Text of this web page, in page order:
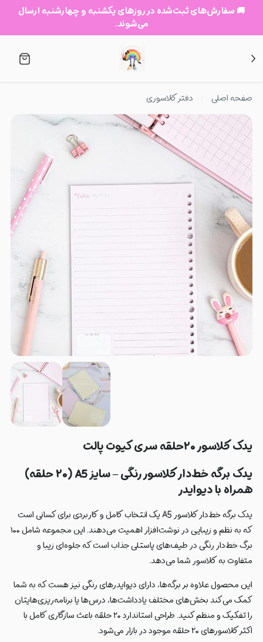
🚚 سفارش‌های ثبت‌شده در روزهای یکشنبه و چهارشنبه ارسال
می‌شوند.
صفحه اصلی دفتر کلاسوری
یدک کلاسور ۲۰حلقه سری کیوت پالت
یدک برگه خط‌دار کلاسور رنگی – سایز A5 (۲۰ حلقه)
همراه با دیوایدر
یدک برگه خط‌دار کلاسور A5 یک انتخاب کامل و کاربردی برای کسانی است
که به نظم و زیبایی در نوشت‌افزار اهمیت می‌دهند. این مجموعه شامل ۱۰۰
برگ خط‌دار رنگی در طیف‌های پاستلی جذاب است که جلوه‌ای زیبا و
متفاوت به کلاسور شما می‌دهد.
این محصول علاوه بر برگه‌ها، دارای دیوایدرهای رنگی نیز هست که به شما
کمک می‌کند بخش‌های مختلف یادداشت‌ها، درس‌ها یا برنامه‌ریزی‌هایتان
را تفکیک و منظم کنید. طراحی استاندارد ۲۰ حلقه باعث سازگاری کامل با
اکثر کلاسورهای ۲۰ حلقه موجود در بازار می‌شود.